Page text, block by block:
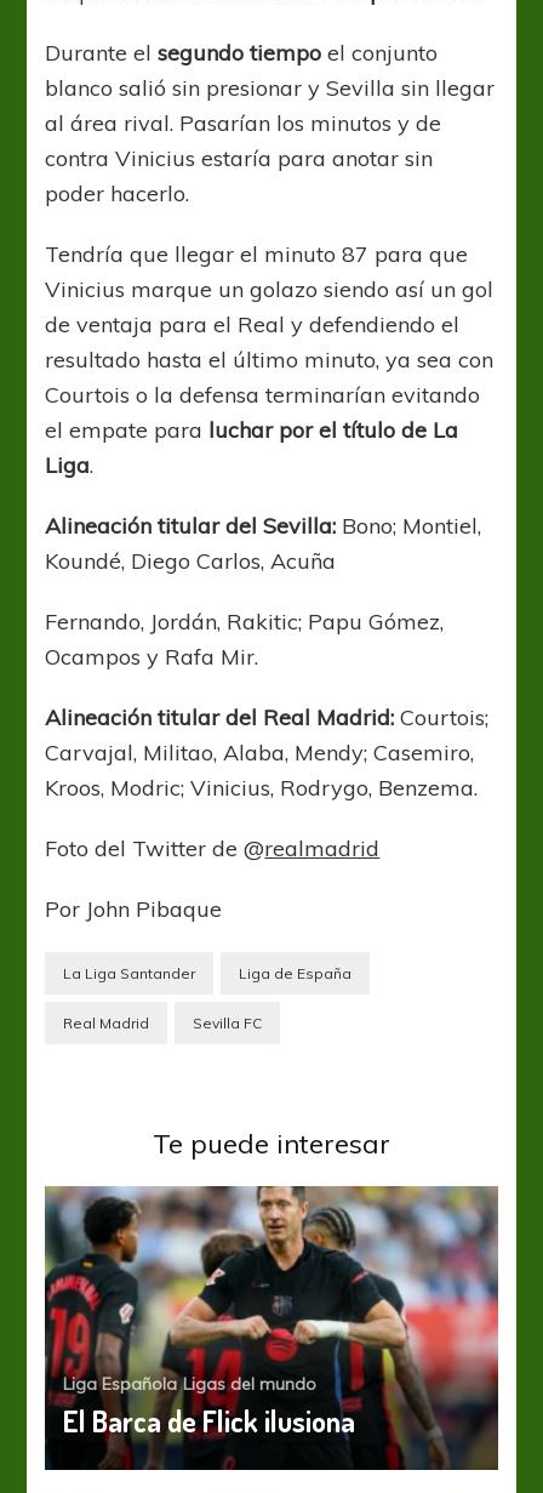
Durante elsegundo tiempo el conjunto
blanco salió sin presionar y Sevilla sin llegar
al área rival. Pasarían los minutos y de
contra Vinicius estaría para anotar sin
poder hacerlo.
Tendría que llegar el minuto 87 para que
Vinicius marque un golazo siendo así un gol
de ventaja para el Real y defendiendo el
resultado hasta el último minuto, ya sea con
Courtois o la defensa terminarían evitando
el empate para luchar por el título de La
Liga.
Alineación titular del Sevilla: Bono; Montiel,
Koundé, Diego Carlos, Acuña
Fernando, Jordán, Rakitic; Papu Gómez,
Ocampos y Rafa Mir.
Alineación titular del Real Madrid: Courtois;
Carvajal, Militao, Alaba, Mendy; Casemiro,
Kroos, Modric; Vinicius, Rodrygo, Benzema.
Foto del Twitter de @realmadrid
Por John Pibaque
La Liga Santander Liga de España
Real Madrid Sevilla FC
Te puede interesar
Liga Española Ligas del mundo
El Barca de Flick ilusiona